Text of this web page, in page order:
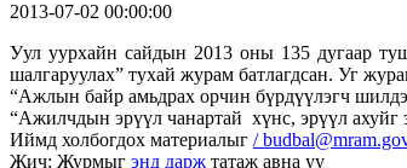
2013-07-02 00:00:00
Уул уурхайн сайдын 2013 оны 135 дугаар
шалгаруулах” тухай журам батлагдсан. Уг
“Ажлын байр амьдрах орчин бүрдүүлэгч
“Ажилчдын эрүүл чанартай хүнс, эрүүл ахуйг
Иймд холбогдох материалыг /
Жич: Журмыг энд дарж татаж авна уу